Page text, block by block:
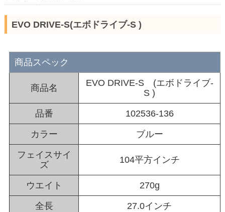
EVO DRIVE-S(エボドライブ-S )
商品スペック
商品名
EVO DRIVE-S (エボドライブ-
S )
品番 102536-136
カラー ブルー
フェイスサイ
ズ
104平方インチ
ウエイト 270g
全長 27.0インチ